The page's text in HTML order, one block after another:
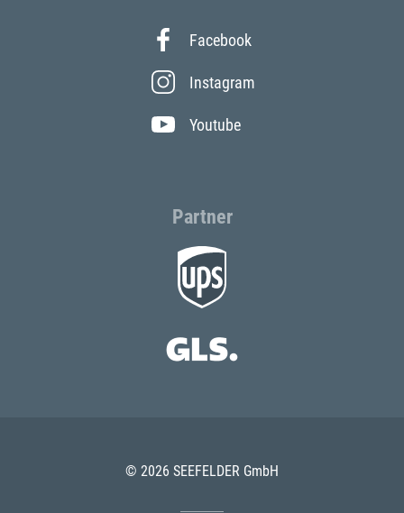
Facebook
Instagram
Youtube
Partner
© 2026 SEEFELDER GmbH